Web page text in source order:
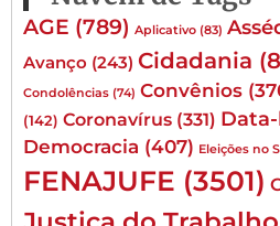
AGE (789) Aplicativo (83)
Avanço (243) Cidadania
Condolências (74) Convênios
(142) Coronavírus (331)
Democracia (407) Eleições no
FENAJUFE (3501)